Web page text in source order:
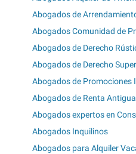
Abogados de
Abogados Comunidad de
Abogados de Derecho
Abogados de Derecho
Abogados de Promociones
Abogados de Renta Antigua
Abogados expertos en
Abogados Inquilinos
Abogados para Alquiler